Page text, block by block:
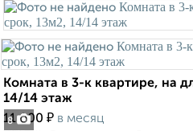
8
Комната в 3-к квартире, на
14/14 этаж
11 000 ₽ в месяц